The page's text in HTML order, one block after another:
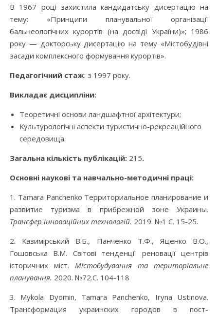
В 1967 році захистила кандидатську дисертацію на
тему: «Принципи планувальної організації
бальнеологічних курортів (на досвіді України)»; 1986
року — докторську дисертацію на тему «Містобудівні
засади комплексного формування курортів».
Педагогічний стаж: з 1997 року.
Викладає дисципліни:
Теоретичні основи ландшафтної архітектури;
Культурологічні аспекти туристично-рекреаційного
середовища.
Загальна кількість публікацій: 215.
Основні наукові та навчально-методичні праці:
1. Tamara Panchenko Территориальное планирование и
развитие туризма в прибрежной зоне Украины.
Трансфер інноваційних технологій. 2019. №1 С. 15-25.
2. Казимірський В.Б., Панченко Т.Ф., Яценко В.О.,
Гошовська В.М. Світові тенденції реновації центрів
історичних міст. Містобудування та територіальне
планування. 2020. №72.С. 104-118
3. Mykola Dyomin, Tamara Panchenko, Iryna Ustinova.
Трансформация украинских городов в пост-